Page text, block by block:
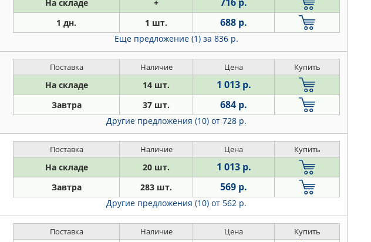
На складе + 716 р.
1 дн. 1 шт. 688 р.
Еще предложение (1) за 836 р.
Поставка Наличие Цена Купить
На складе 14 шт. 1 013 р.
Завтра 37 шт. 684 р.
Другие предложения (10) от 728 р.
Поставка Наличие Цена Купить
На складе 20 шт. 1 013 р.
Завтра 283 шт. 569 р.
Другие предложения (10) от 562 р.
Поставка Наличие Цена Купить